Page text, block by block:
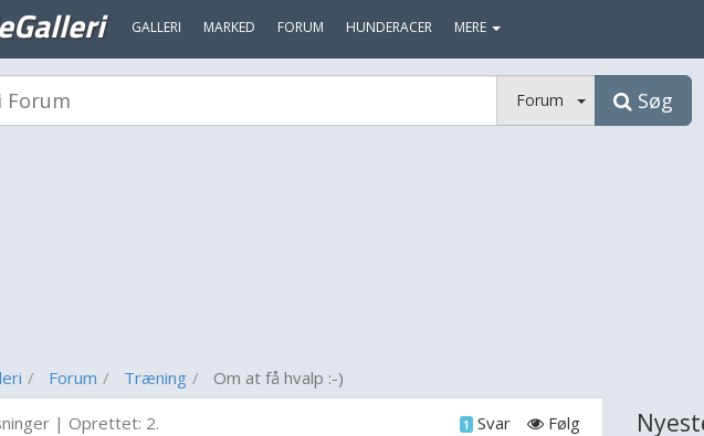
GALLERI MARKED FORUM HUNDERACER MERE
Forum Søg
Forum Træning Om at få hvalp :-)
| Oprettet: 2.
Følg
1 Svar